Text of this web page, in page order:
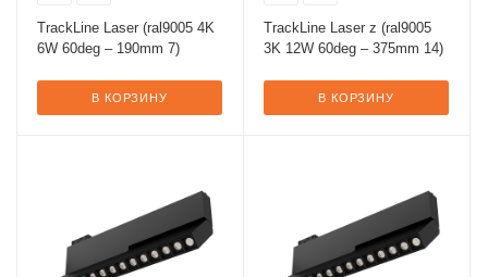
TrackLine Laser (ral9005 4K
6W 60deg – 190mm 7)
В КОРЗИНУ
TrackLine Laser z (ral9005
3K 12W 60deg – 375mm 14)
В КОРЗИНУ